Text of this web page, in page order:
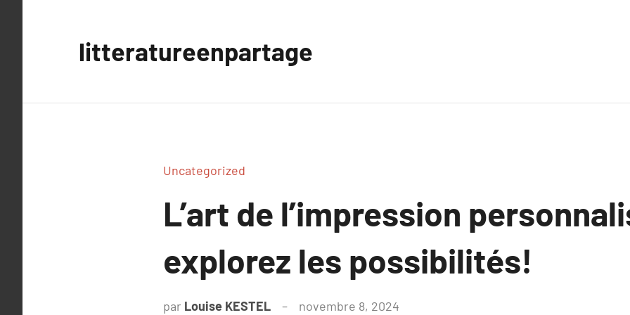
litteratureenpartage
Uncategorized
L’art de l’impression
explorez les possibilités!
par Louise KESTEL novembre 8, 2024